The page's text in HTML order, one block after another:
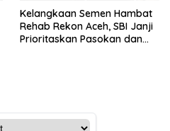
Kelangkaan Semen Hambat
Rehab Rekon Aceh, SBI Janji
Prioritaskan Pasokan dan